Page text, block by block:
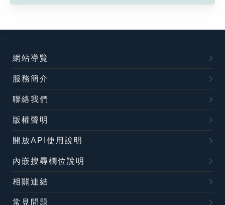
:::
網站導覽
服務簡介
聯絡我們
版權聲明
開放API使用說明
內嵌搜尋欄位說明
相關連結
常見問題